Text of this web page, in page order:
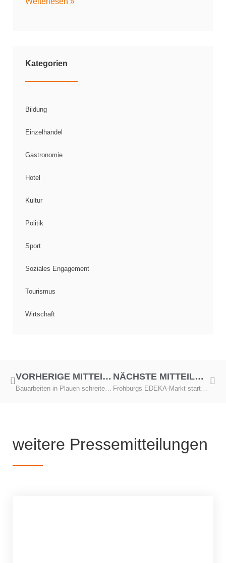
Kategorien
Bildung
Einzelhandel
Gastronomie
Hotel
Kultur
Politik
Sport
Soziales Engagement
Tourismus
Wirtschaft
VORHERIGE MITTEILUNG
Bauarbeiten in Plauen schreiten planmäßig voran
NÄCHSTE MITTEILUNG
Frohburgs EDEKA-Markt startet im November
weitere Pressemitteilungen